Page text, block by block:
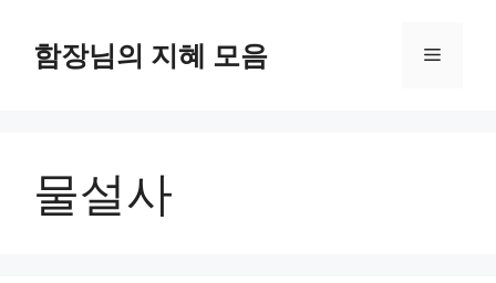
함장님의 지혜 모음 메
물설사